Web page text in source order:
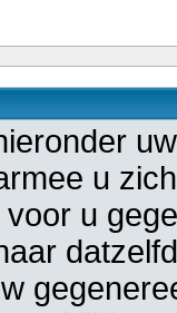
u
u